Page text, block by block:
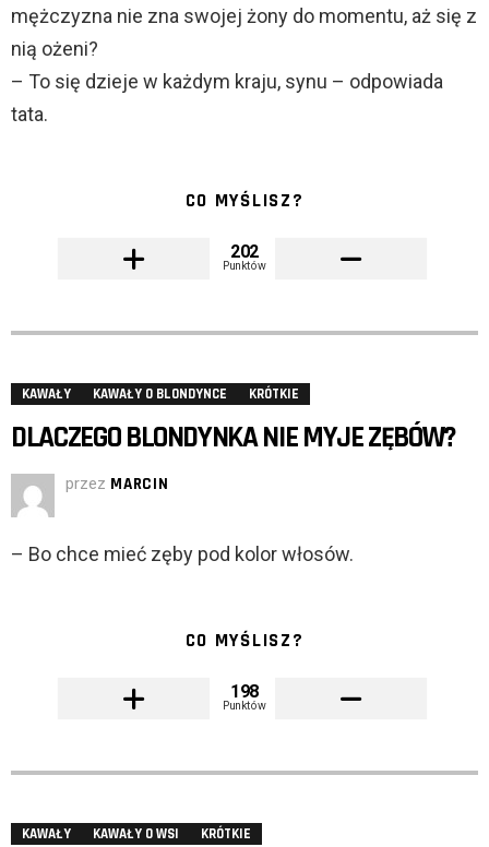
mężczyzna nie zna swojej żony do momentu, aż się z
nią ożeni?
– To się dzieje w każdym kraju, synu – odpowiada
tata.
CO MYŚLISZ?
202
Punktów
KAWAŁY KAWAŁY O BLONDYNCE KRÓTKIE
DLACZEGO BLONDYNKA NIE MYJE ZĘBÓW?
przez MARCIN
– Bo chce mieć zęby pod kolor włosów.
CO MYŚLISZ?
198
Punktów
KAWAŁY KAWAŁY O WSI KRÓTKIE